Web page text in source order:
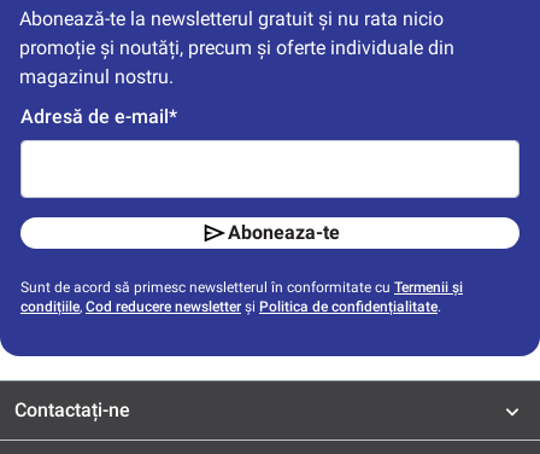
Abonează-te la newsletterul gratuit și nu rata nicio
promoție și noutăți, precum și oferte individuale din
magazinul nostru.
Adresă de e-mail*
Aboneaza-te
Sunt de acord să primesc newsletterul în conformitate cu Termenii și
condițiile, Cod reducere newsletter și Politica de confidențialitate.
Contactați-ne